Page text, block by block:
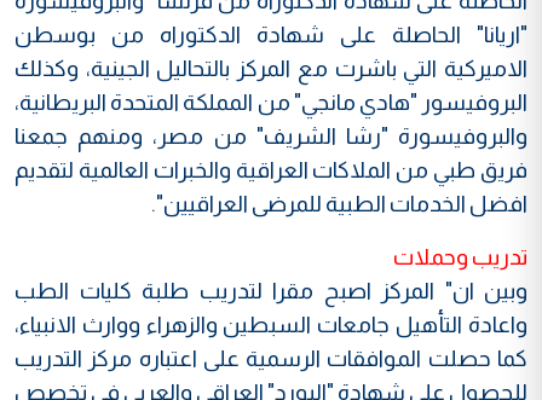
"اريانا" الحاصلة على شهادة الدكتوراه من بوسطن
الاميركية التي باشرت مع المركز بالتحاليل الجينية، وكذلك
البروفيسور "هادي مانجي" من المملكة المتحدة البريطانية،
والبروفيسورة "رشا الشريف" من مصر، ومنهم جمعنا
فريق طبي من الملاكات العراقية والخبرات العالمية لتقديم
افضل الخدمات الطبية للمرضى العراقيين".
تدريب وحملات
وبين ان" المركز اصبح مقرا لتدريب طلبة كليات الطب
واعادة التأهيل جامعات السبطين والزهراء ووارث الانبياء،
كما حصلت الموافقات الرسمية على اعتباره مركز التدريب
للحصول على شهادة "البورد" العراقي والعربي في تخصص